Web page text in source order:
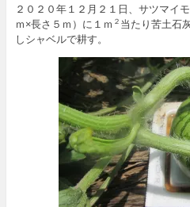
２０２０年１２月２１日、サツマイ
ｍ×長さ５ｍ）に１ｍ ２ 当たり苦土石
しシャベルで耕す。